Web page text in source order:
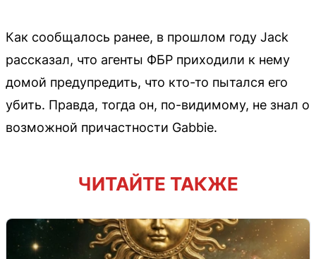
Как сообщалось ранее, в прошлом году Jack
рассказал, что агенты ФБР приходили к нему
домой предупредить, что кто-то пытался его
убить. Правда, тогда он, по-видимому, не знал о
возможной причастности Gabbie.
ЧИТАЙТЕ ТАКЖЕ